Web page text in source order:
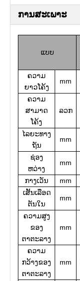
ການສະເພາະ
ແບບ
ຄວາມ
ຍາວໂຄ້ງ
mm
ຄວາມ
ສາມາດ
ໂຄ້ງ
ລວກ
ໄລຍະທາງ
ຖັນ
mm
ຊ່ອງ
ຫວ່າງ
mm
ກາງເວັນ mm
ເສັ້ນເລືອດ
ຕັນໃນ
mm
ຄວາມສູງ
ຂອງ
ຕາຕະລາງ
mm
ຄວາມ
ກວ້າງຂອງ
ຕາຕະລາງ
mm